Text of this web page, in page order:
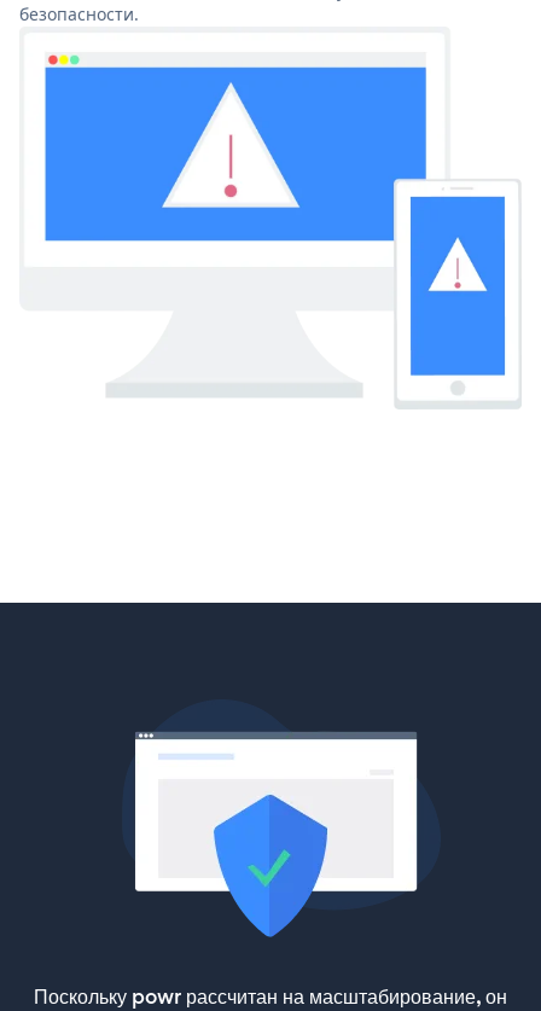
безопасности.
Поскольку powr рассчитан на масштабирование, он